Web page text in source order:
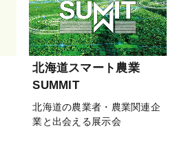
北海道スマート農業
SUMMIT
北海道の農業者・農業関連企
業と出会える展示会